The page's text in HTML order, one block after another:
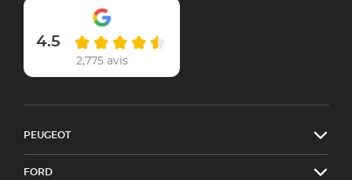
4.5
2,775 avis
PEUGEOT
FORD